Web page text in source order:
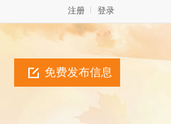
登录
注册
免费发布信息